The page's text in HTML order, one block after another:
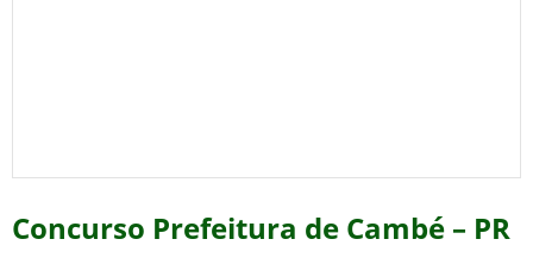
Concurso Prefeitura de Cambé – PR